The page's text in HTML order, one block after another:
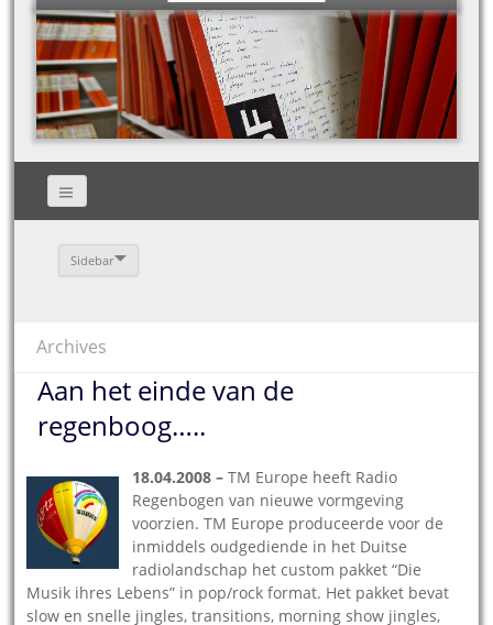
Sidebar
Archives
Aan het einde van de
regenboog…..
18.04.2008 – TM Europe heeft Radio
Regenbogen van nieuwe vormgeving
voorzien. TM Europe produceerde voor de
inmiddels oudgediende in het Duitse
radiolandschap het custom pakket “Die
Musik ihres Lebens” in pop/rock format. Het pakket bevat
slow en snelle jingles, transitions, morning show jingles,